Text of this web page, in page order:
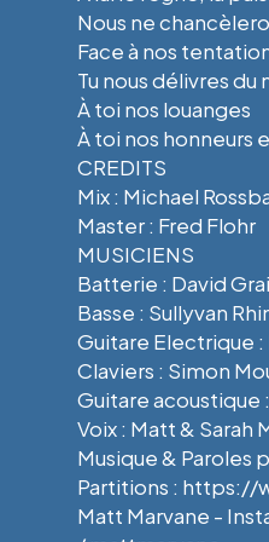
Nous ne
Face à nos
Tu nous délivres du
À toi nos louanges
À toi nos honneurs
CREDITS
Mix : Michael
Master : Fred Flohr
MUSICIENS
Batterie : David
Basse : Sullyvan
Guitare Electrique
Claviers : Simon
Guitare acoustique
Voix : Matt & Sarah
Musique & Paroles
Partitions :
Matt Marvane -